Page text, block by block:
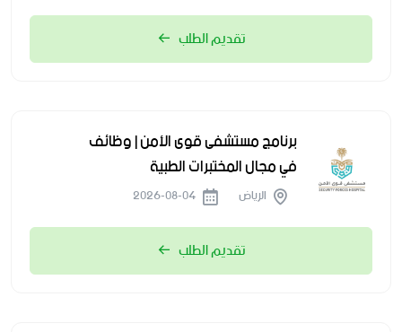
تقديم الطلب
برنامج مستشفى قوى الأمن | وظائف
في مجال المختبرات الطبية
الرياض
تقديم الطلب